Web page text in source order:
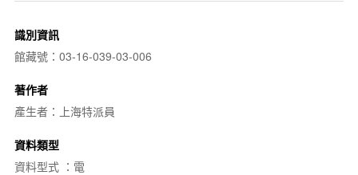
識別資訊
館藏號：03-16-039-03-006
著作者
產生者：上海特派員
資料類型
資料型式 ：電